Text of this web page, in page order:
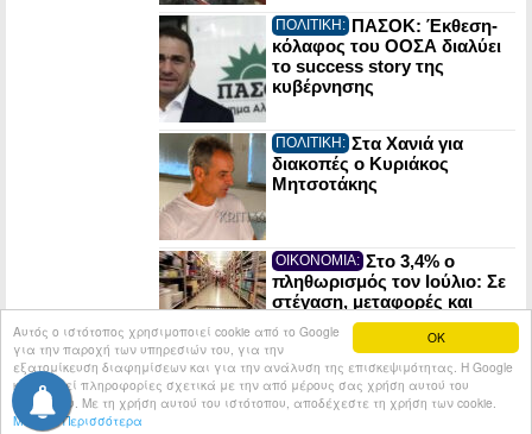
OK
Αυτός ο ιστότοπος χρησιμοποιεί cookie από το Google
για την παροχή των υπηρεσιών του, για την
εξατομίκευση διαφημίσεων και για την ανάλυση της επισκεψιμότητας. Η Google
κοινοποιεί πληροφορίες σχετικά με την από μέρους σας χρήση αυτού του
ιστότοπου. Με τη χρήση αυτού του ιστότοπου, αποδέχεστε τη χρήση των cookie.
Μάθετε Περισσότερα
ΠΟΛΙΤΙΚΗ: ΠΑΣΟΚ: Έκθεση-
κόλαφος του ΟΟΣΑ διαλύει
το success story της
κυβέρνησης
ΠΟΛΙΤΙΚΗ: Στα Χανιά για
διακοπές ο Κυριάκος
Μητσοτάκης
ΟΙΚΟΝΟΜΙΑ: Στο 3,4% ο
πληθωρισμός τον Ιούλιο: Σε
στέγαση, μεταφορές και
εστίαση οι μεγαλύτερες
αυξήσεις
© 2026 Tribune.gr All rights reserved.
Entries RSS
Κατασκευή Ιστοσελίδων tcp.gr Project - V2